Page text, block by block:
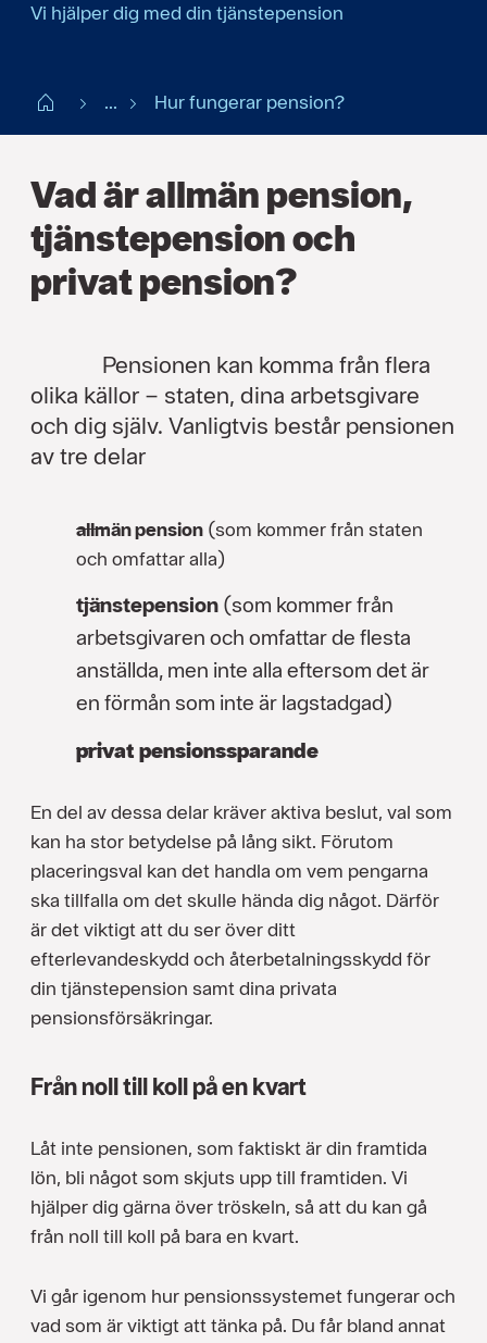
Vi hjälper dig med din tjänstepension
Start ... Hur fungerar pension?
Vad är allmän pension,
tjänstepension och
privat pension?
Pensionen kan komma från flera
olika källor – staten, dina arbetsgivare
och dig själv. Vanligtvis består pensionen
av tre delar
allmän pension (som kommer från staten
och omfattar alla)
tjänstepension (som kommer från
arbetsgivaren och omfattar de flesta
anställda, men inte alla eftersom det är
en förmån som inte är lagstadgad)
privat pensionssparande
En del av dessa delar kräver aktiva beslut, val som
kan ha stor betydelse på lång sikt. Förutom
placeringsval kan det handla om vem pengarna
ska tillfalla om det skulle hända dig något. Därför
är det viktigt att du ser över ditt
efterlevandeskydd och återbetalningsskydd för
din tjänstepension samt dina privata
pensionsförsäkringar.
Från noll till koll på en kvart
Låt inte pensionen, som faktiskt är din framtida
lön, bli något som skjuts upp till framtiden. Vi
hjälper dig gärna över tröskeln, så att du kan gå
från noll till koll på bara en kvart.
Vi går igenom hur pensionssystemet fungerar och
vad som är viktigt att tänka på. Du får bland annat